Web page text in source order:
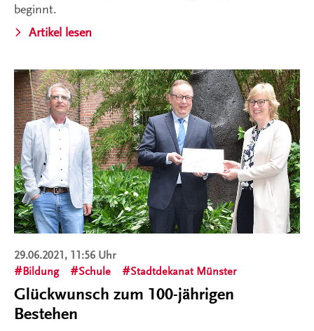
beginnt.
Artikel lesen
29.06.2021, 11:56 Uhr
Bildung
Schule Stadtdekanat Münster
Glückwunsch zum 100-jährigen
Bestehen